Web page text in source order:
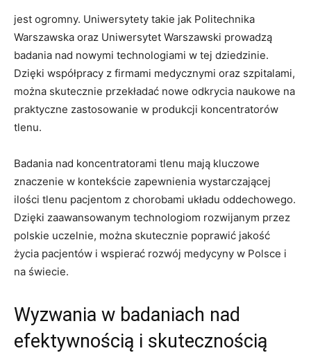
jest ogromny. ⁤Uniwersytety ⁢takie jak⁢ Politechnika
Warszawska oraz‍ Uniwersytet​ Warszawski prowadzą
badania nad nowymi​ technologiami w tej ‍dziedzinie.
Dzięki współpracy z firmami medycznymi ‍oraz szpitalami,
można skutecznie przekładać nowe odkrycia ‍naukowe na
praktyczne zastosowanie w ⁢produkcji koncentratorów
tlenu.
Badania nad koncentratorami tlenu ⁤mają kluczowe
znaczenie w⁢ kontekście zapewnienia wystarczającej
ilości ‌tlenu‌ pacjentom z chorobami ⁢układu oddechowego.
Dzięki zaawansowanym⁣ technologiom ​rozwijanym przez
polskie⁢ uczelnie, można ​skutecznie ‌poprawić​ jakość
życia pacjentów i⁢ wspierać rozwój medycyny w ‍Polsce ​i⁣
na świecie.
Wyzwania w badaniach nad
⁣efektywnością i ‍skutecznością